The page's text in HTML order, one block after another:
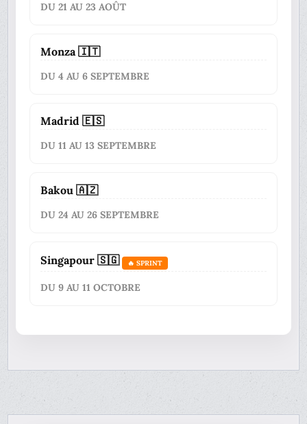
DU 21 AU 23 AOÛT
Monza 🇮🇹
DU 4 AU 6 SEPTEMBRE
Madrid 🇪🇸
DU 11 AU 13 SEPTEMBRE
Bakou 🇦🇿
DU 24 AU 26 SEPTEMBRE
Singapour 🇸🇬 🔥 SPRINT
DU 9 AU 11 OCTOBRE